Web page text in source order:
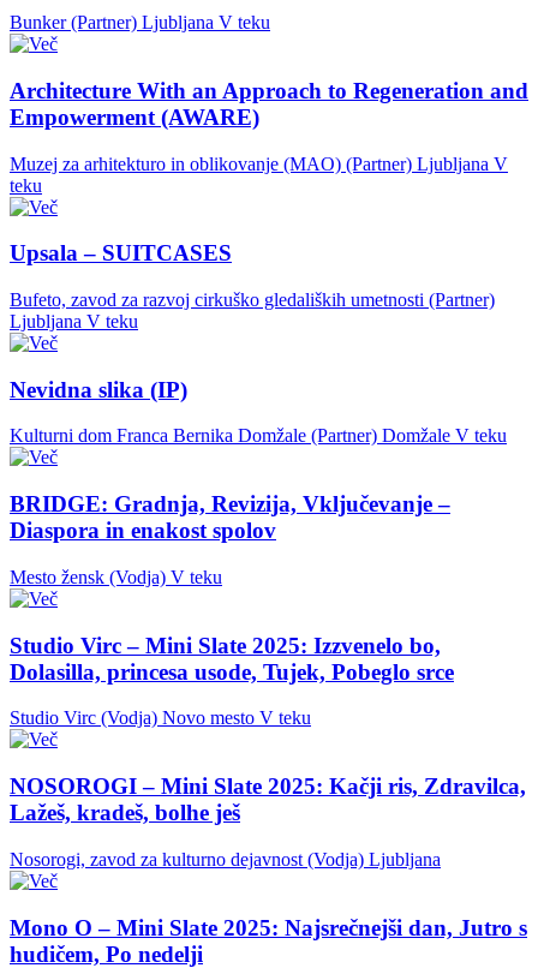
Bunker (Partner) Ljubljana V teku
Architecture With an Approach to Regeneration and
Empowerment (AWARE)
Muzej za arhitekturo in oblikovanje (MAO) (Partner) Ljubljana V
teku
Upsala – SUITCASES
Bufeto, zavod za razvoj cirkuško gledaliških umetnosti (Partner)
Ljubljana V teku
Nevidna slika (IP)
Kulturni dom Franca Bernika Domžale (Partner) Domžale V teku
BRIDGE: Gradnja, Revizija, Vključevanje –
Diaspora in enakost spolov
Mesto žensk (Vodja) V teku
Studio Virc – Mini Slate 2025: Izzvenelo bo,
Dolasilla, princesa usode, Tujek, Pobeglo srce
Studio Virc (Vodja) Novo mesto V teku
NOSOROGI – Mini Slate 2025: Kačji ris, Zdravilca,
Lažeš, kradeš, bolhe ješ
Nosorogi, zavod za kulturno dejavnost (Vodja) Ljubljana
Mono O – Mini Slate 2025: Najsrečnejši dan, Jutro s
hudičem, Po nedelji